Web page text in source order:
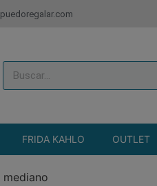
FRIDA KAHLO OUTLET